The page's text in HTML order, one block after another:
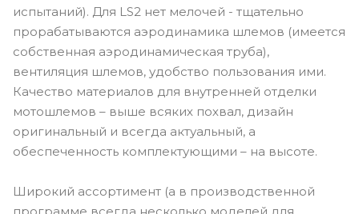
испытаний). Для LS2 нет мелочей - тщательно
прорабатываются аэродинамика шлемов (имеется
собственная аэродинамическая труба),
вентиляция шлемов, удобство пользования ими.
Качество материалов для внутренней отделки
мотошлемов – выше всяких похвал, дизайн
оригинальный и всегда актуальный, а
обеспеченность комплектующими – на высоте.
Широкий ассортимент (а в производственной